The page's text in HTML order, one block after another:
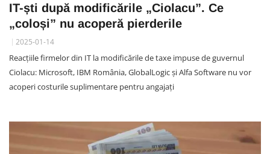
IT-ști după modificările „Ciolacu”. Ce
„coloși” nu acoperă pierderile
2025-01-14
Reacțiile firmelor din IT la modificările de taxe impuse de guvernul
Ciolacu: Microsoft, IBM România, GlobalLogic și Alfa Software nu vor
acoperi costurile suplimentare pentru angajați